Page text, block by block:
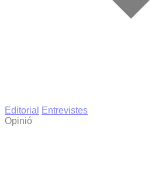
Editorial
Entrevistes
Opinió